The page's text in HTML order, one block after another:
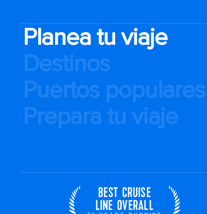
Planea tu viaje
Destinos
Puertos populares
Prepara tu viaje